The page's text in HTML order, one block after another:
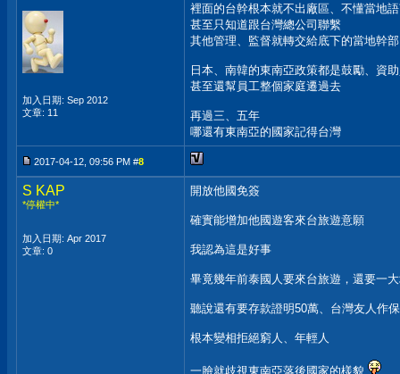
加入日期: Sep 2012
文章: 11
裡面的台幹根本就不出廠區、不懂當地
甚至只知道跟台灣總公司聯繫
其他管理、監督就轉交給底下的當地幹部
日本、南韓的東南亞政策都是鼓勵、資
甚至還幫員工整個家庭遷過去
再過三、五年
哪還有東南亞的國家記得台灣
2017-04-12, 09:56 PM #8
S KAP
*停權中*
加入日期: Apr 2017
文章: 0
開放他國免簽
確實能增加他國遊客來台旅遊意願
我認為這是好事
畢竟幾年前泰國人要來台旅遊，還要一
聽說還有要存款證明50萬、台灣友人作
根本變相拒絕窮人、年輕人
一臉就歧視東南亞落後國家的樣貌